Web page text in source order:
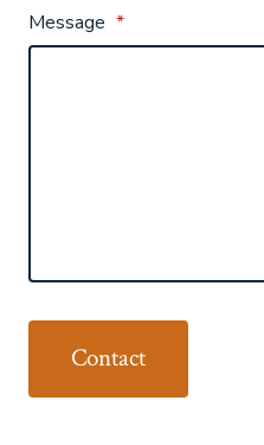
Message *
Contact